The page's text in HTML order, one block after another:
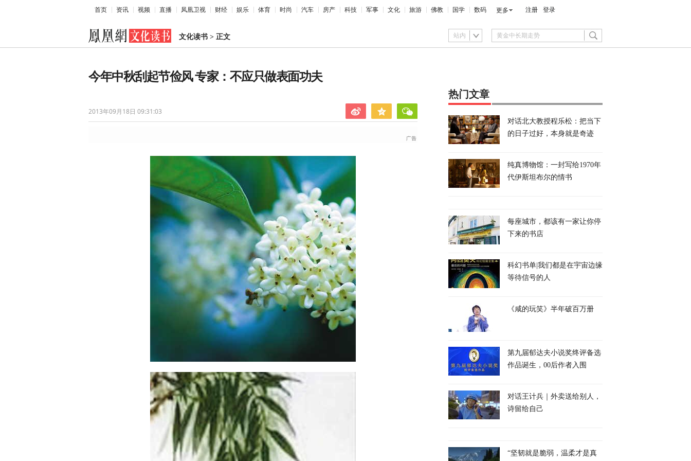
首页 资讯 视频 直播 凤凰卫视 财经 娱乐 体育 时尚 汽车 房产 科技 军事 文化 旅游 佛教 国学 数码 更多 注册 登录
文化读书 > 正文 站内
今年中秋刮起节俭风 专家：不应只做表面功夫
2013年09月18日 09:31:03
热门文章
对话北大教授程乐松：把当下
的日子过好，本身就是奇迹
纯真博物馆：一封写给1970年
代伊斯坦布尔的情书
每座城市，都该有一家让你停
下来的书店
科幻书单|我们都是在宇宙边缘
等待信号的人
《咸的玩笑》半年破百万册
第九届郁达夫小说奖终评备选
作品诞生，00后作者入围
对话王计兵｜外卖送给别人，
诗留给自己
“坚韧就是脆弱，温柔才是真